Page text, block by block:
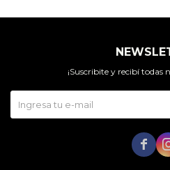
¡Suscribite y recibí todas
